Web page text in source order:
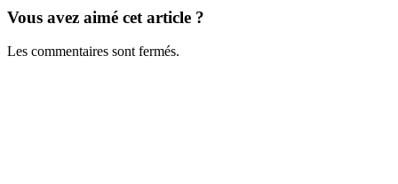
Vous avez aimé cet article ?
Les commentaires sont fermés.